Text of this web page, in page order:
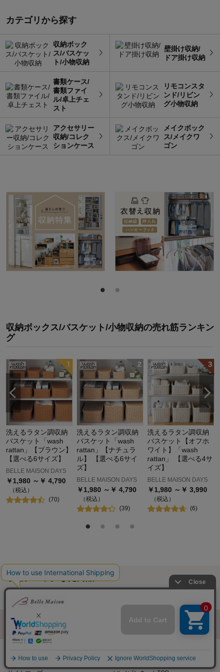
カテゴリから探す
収納ボック
ス/バスケッ
ト/小物収納
壁掛け収納/
ドア掛け収納
書類ケース/
書類ファイ
ル/卓上チェ
スト
リモコンスタ
ンド/リビン
グ小物収納
アクセサリー
収納/コレク
ションケース
メイクボック
ス/メイクワ
ゴン
収納ボックス/バスケット/小物収納の売れ筋ランキン
グ
洗えるラタン調収納
バスケット「wash
rattan」【ブラウン】
【選べる6サイズ】
BELLE MAISON DAYS
￥1,980 ～￥ 4,790
（税込）
(70)
洗えるラタン調収納
バスケット「wash
rattan」【ナチュラ
ル】 【選べる6サイ
ズ】
BELLE MAISON DAYS
￥1,980 ～￥ 4,790
（税込）
(39)
洗えるラタン調収納
バスケット【オフホ
ワイト】「wash
rattan」 【選べる4サ
イズ】
BELLE MAISON DAYS
￥1,980 ～￥ 3,990
（税込）
(6)
最近チェックした商品
ページトップへ
ご利用ガイド・お知らせ ご利用規約